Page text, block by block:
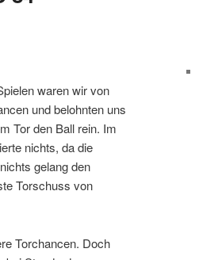
waren wir von
und belohnten uns
Tor den Ball rein. Im
nichts, da die
gelang den
Torschuss von
Torchancen. Doch